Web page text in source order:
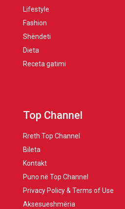
Lifestyle
Fashion
Shëndeti
Dieta
Receta gatimi
Top Channel
Rreth Top Channel
Bileta
Kontakt
Puno në Top Channel
Privacy Policy & Terms of Use
Aksesueshmëria